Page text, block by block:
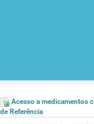
Acesso a medicamentos
de Referência